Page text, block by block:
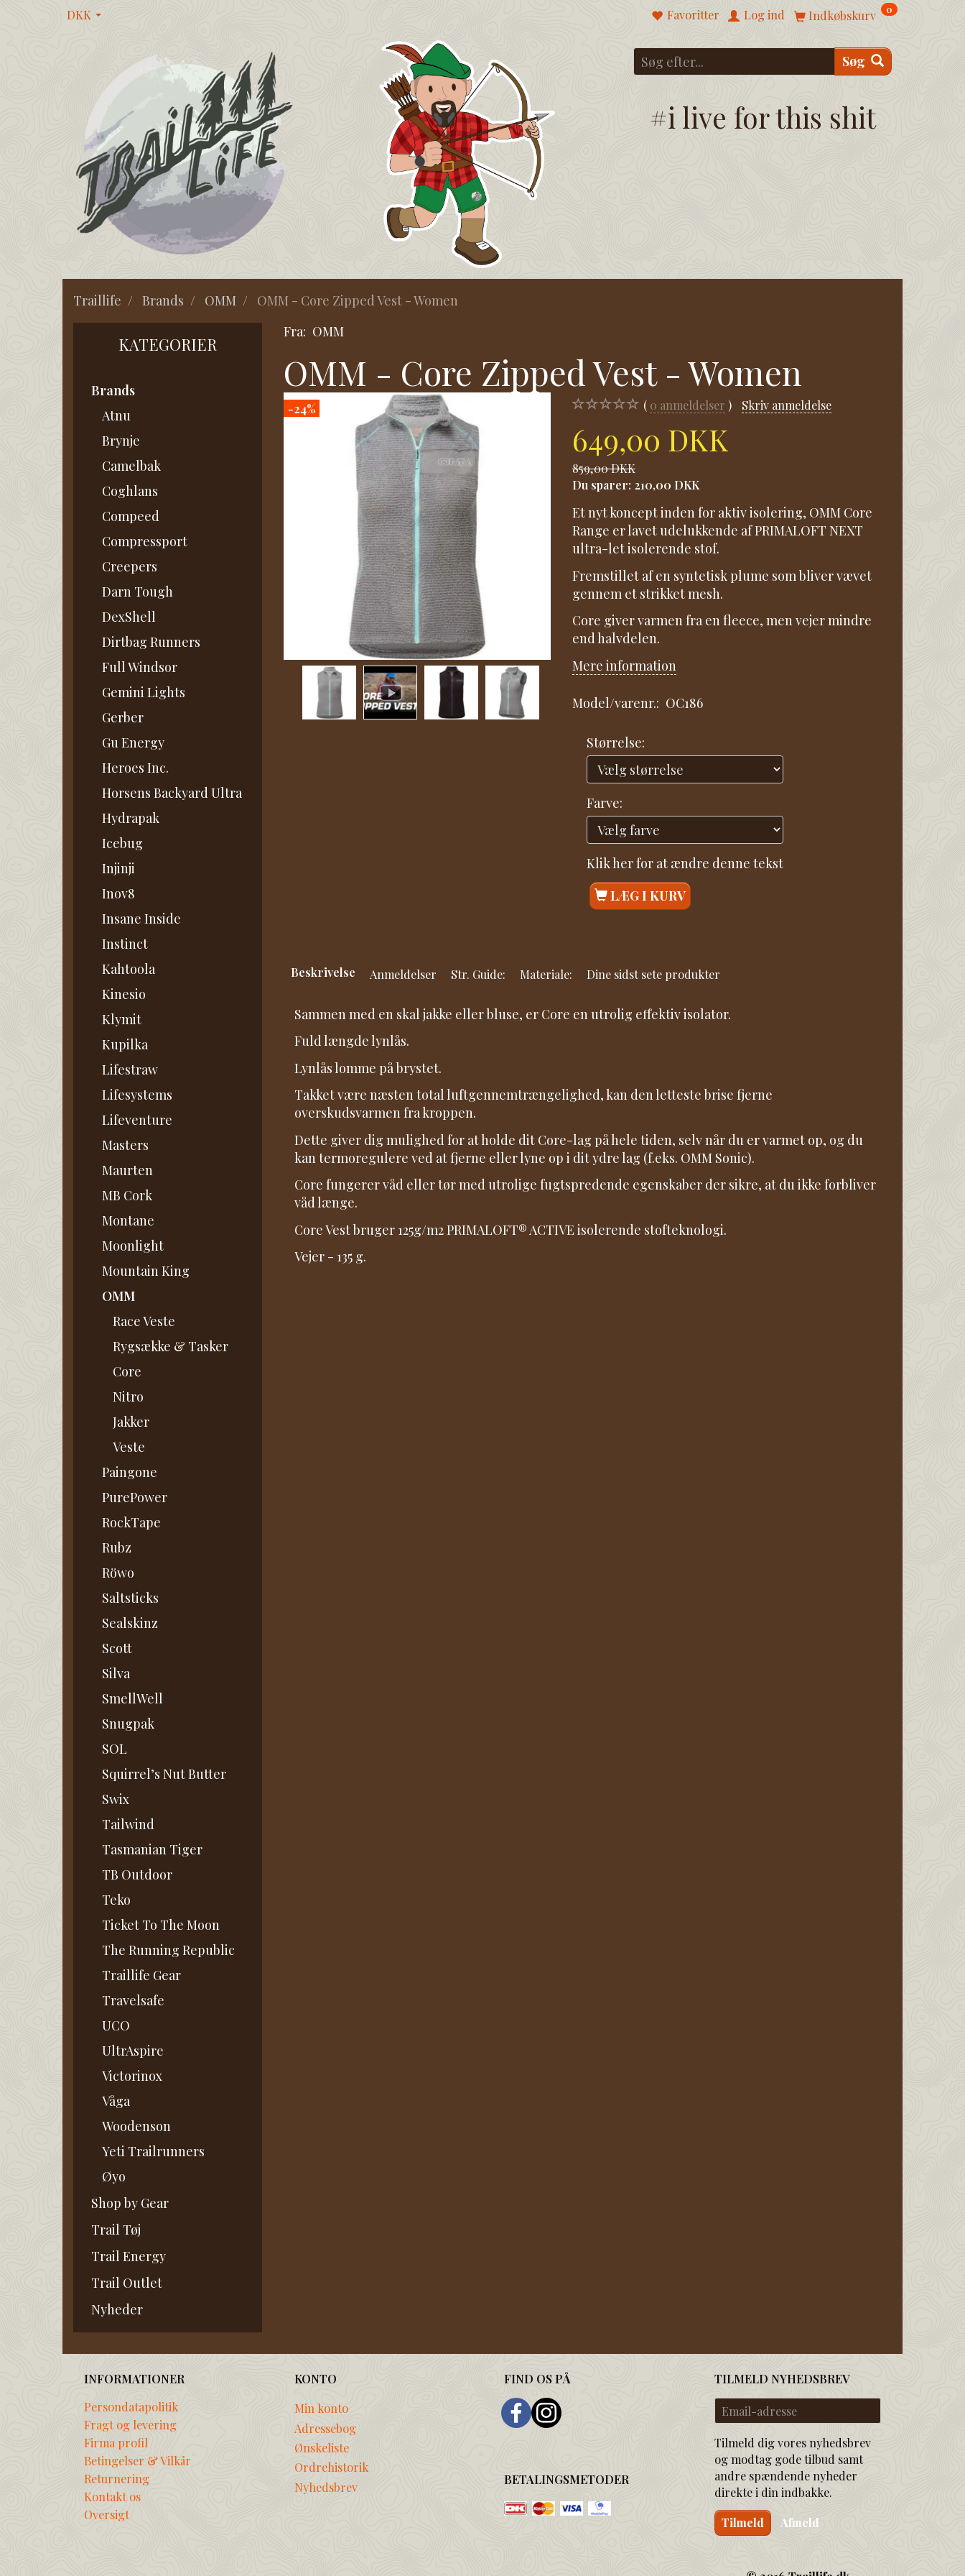
DKK Indkøbskurv 0
Favoritter Log ind
Søg
#i live for this shit
Traillife Brands OMM OMM - Core Zipped Vest - Women
KATEGORIER
Brands
Atnu
Brynje
Camelbak
Coghlans
Compeed
Compressport
Creepers
Darn Tough
DexShell
Dirtbag Runners
Full Windsor
Gemini Lights
Gerber
Gu Energy
Heroes Inc.
Horsens Backyard Ultra
Hydrapak
Icebug
Injinji
Inov8
Insane Inside
Instinct
Kahtoola
Kinesio
Klymit
Kupilka
Lifestraw
Lifesystems
Lifeventure
Masters
Maurten
MB Cork
Montane
Moonlight
Mountain King
OMM
Race Veste
Rygsække & Tasker
Core
Nitro
Jakker
Veste
Paingone
PurePower
RockTape
Rubz
Röwo
Saltsticks
Sealskinz
Scott
Silva
SmellWell
Snugpak
SOL
Squirrel’s Nut Butter
Swix
Tailwind
Tasmanian Tiger
TB Outdoor
Teko
Ticket To The Moon
The Running Republic
Traillife Gear
Travelsafe
UCO
UltrAspire
Victorinox
Våga
Woodenson
Yeti Trailrunners
Øyo
Shop by Gear
Trail Tøj
Trail Energy
Trail Outlet
Nyheder
Fra: OMM
OMM - Core Zipped Vest - Women
-24% 0 anmeldelser Skriv anmeldelse
649,00 DKK
859,00 DKK
Du sparer: 210,00 DKK
Et nyt koncept inden for aktiv isolering, OMM Core
Range er lavet udelukkende af PRIMALOFT NEXT
ultra-let isolerende stof.
Fremstillet af en syntetisk plume som bliver vævet
gennem et strikket mesh.
Core giver varmen fra en fleece, men vejer mindre
end halvdelen.
Mere information
Model/varenr.: OC186
Størrelse:
Farve:
Klik her for at ændre denne tekst
LÆG I KURV
Beskrivelse Anmeldelser Str. Guide: Materiale: Dine sidst sete produkter
Sammen med en skal jakke eller bluse, er Core en utrolig effektiv isolator.
Fuld længde lynlås.
Lynlås lomme på brystet.
Takket være næsten total luftgennemtrængelighed, kan den letteste brise fjerne
overskudsvarmen fra kroppen.
Dette giver dig mulighed for at holde dit Core-lag på hele tiden, selv når du er varmet op, og du
kan termoregulere ved at fjerne eller lyne op i dit ydre lag (f.eks. OMM Sonic).
Core fungerer våd eller tør med utrolige fugtspredende egenskaber der sikre, at du ikke forbliver
våd længe.
Core Vest bruger 125g/m2 PRIMALOFT® ACTIVE isolerende stofteknologi.
Vejer - 135 g.
INFORMATIONER
Persondatapolitik
Fragt og levering
Firma profil
Betingelser & Vilkår
Returnering
Kontakt os
Oversigt
KONTO
Min konto
Adressebog
Ønskeliste
Ordrehistorik
Nyhedsbrev
FIND OS PÅ
BETALINGSMETODER
TILMELD NYHEDSBREV
Email-
adresse
Tilmeld dig vores nyhedsbrev
og modtag gode tilbud samt
andre spændende nyheder
direkte i din indbakke.
Tilmeld Afmeld